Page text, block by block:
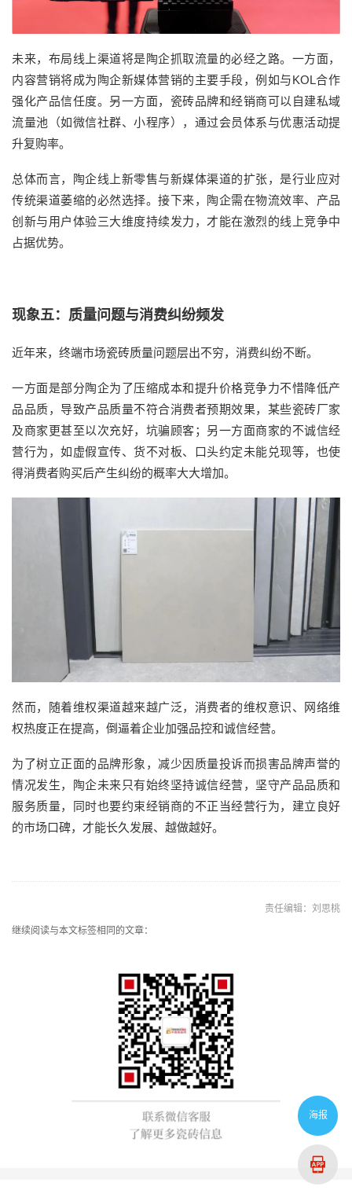
未来，布局线上渠道将是陶企抓取流量的必经之路。一方面，
内容营销将成为陶企新媒体营销的主要手段，例如与KOL合作
强化产品信任度。另一方面，瓷砖品牌和经销商可以自建私域
流量池（如微信社群、小程序），通过会员体系与优惠活动提
升复购率。
总体而言，陶企线上新零售与新媒体渠道的扩张，是行业应对
传统渠道萎缩的必然选择。接下来，陶企需在物流效率、产品
创新与用户体验三大维度持续发力，才能在激烈的线上竞争中
占据优势。
现象五：质量问题与消费纠纷频发
近年来，终端市场瓷砖质量问题层出不穷，消费纠纷不断。
一方面是部分陶企为了压缩成本和提升价格竞争力不惜降低产
品品质，导致产品质量不符合消费者预期效果，某些瓷砖厂家
及商家更甚至以次充好，坑骗顾客；另一方面商家的不诚信经
营行为，如虚假宣传、货不对板、口头约定未能兑现等，也使
得消费者购买后产生纠纷的概率大大增加。
然而，随着维权渠道越来越广泛，消费者的维权意识、网络维
权热度正在提高，倒逼着企业加强品控和诚信经营。
为了树立正面的品牌形象，减少因质量投诉而损害品牌声誉的
情况发生，陶企未来只有始终坚持诚信经营，坚守产品品质和
服务质量，同时也要约束经销商的不正当经营行为，建立良好
的市场口碑，才能长久发展、越做越好。
责任编辑：刘思桃
继续阅读与本文标签相同的文章：
海报